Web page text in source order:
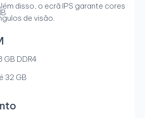
disso, o ecrã IPS garante cores
de visão.
GB DDR4
32 GB